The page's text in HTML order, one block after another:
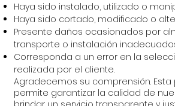
Haya sido instalado, utilizado o
Haya sido cortado, modificado o
Presente daños ocasionados por
transporte o instalación
Corresponda a un error en la
realizada por el cliente.
Agradecemos su comprensión. Esta
permite garantizar la calidad de